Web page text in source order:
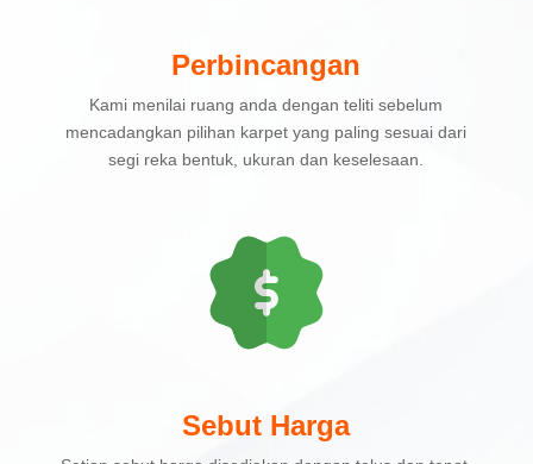
Perbincangan
Kami menilai ruang anda dengan teliti sebelum
mencadangkan pilihan karpet yang paling sesuai dari
segi reka bentuk, ukuran dan keselesaan.
Sebut Harga